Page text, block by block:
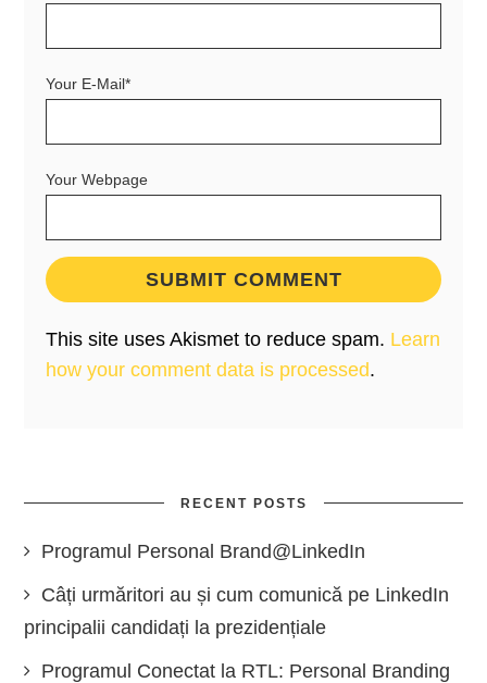
Your E-Mail*
Your Webpage
This site uses Akismet to reduce spam. Learn
how your comment data is processed.
RECENT POSTS
Programul Personal Brand@LinkedIn
Câți urmăritori au și cum comunică pe LinkedIn
principalii candidați la prezidențiale
Programul Conectat la RTL: Personal Branding